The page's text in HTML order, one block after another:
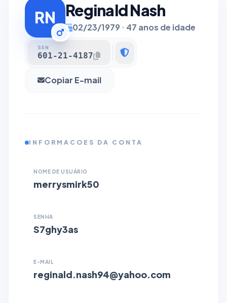
RN Reginald Nash
02/23/1979 47 anos de idade
SSN
601-21-4187
Copiar E-mail
INFORMACOES DA CONTA
NOME DE USUÁRIO
merrysmirk50
SENHA
S7ghy3as
E-MAIL
reginald.nash94@yahoo.com